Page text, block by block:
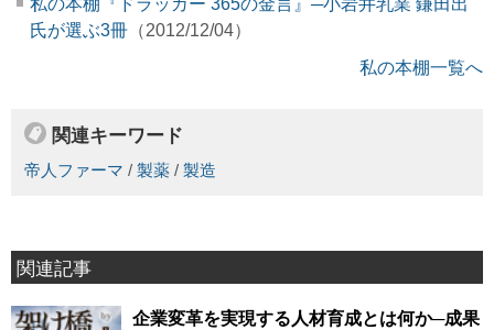
氏が選ぶ3冊 （2012/12/04）
私の本棚一覧へ
関連キーワード
帝人ファーマ / 製薬 / 製造
関連記事
企業変革を実現する人材育成とは何か─成果